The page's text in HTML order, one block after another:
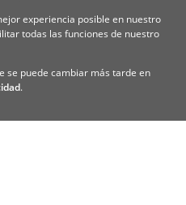
experiencia posible en nuestro
todas las funciones de nuestro
se puede cambiar más tarde en
.